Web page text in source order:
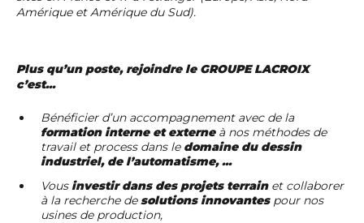
Amérique et Amérique du Sud).
Plus qu’un poste, rejoindre le GROUPE LACROIX
c’est...
Bénéficier d’un accompagnement avec de la
formation interne et externeà nos méthodes de
travail et process dans le domaine du dessin
industriel, de l’automatisme, ...
Vousinvestir dans des projets terrainet collaborer
à la recherche desolutions innovantespour nos
usines de production,